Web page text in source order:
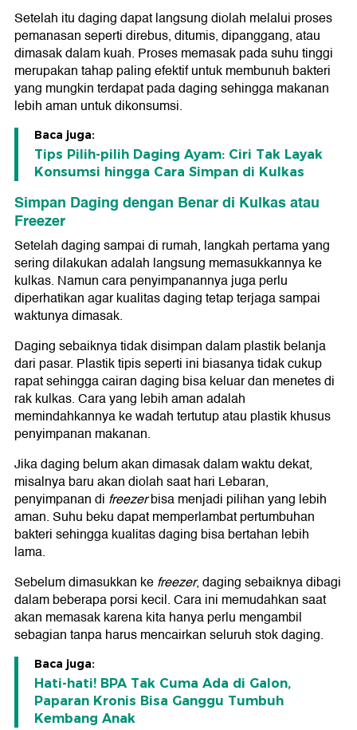
Setelah itu daging dapat langsung diolah melalui proses
pemanasan seperti direbus, ditumis, dipanggang, atau
dimasak dalam kuah. Proses memasak pada suhu tinggi
merupakan tahap paling efektif untuk membunuh bakteri
yang mungkin terdapat pada daging sehingga makanan
lebih aman untuk dikonsumsi.
Baca juga:
Tips Pilih-pilih Daging Ayam: Ciri Tak Layak
Konsumsi hingga Cara Simpan di Kulkas
Simpan Daging dengan Benar di Kulkas atau
Freezer
Setelah daging sampai di rumah, langkah pertama yang
sering dilakukan adalah langsung memasukkannya ke
kulkas. Namun cara penyimpanannya juga perlu
diperhatikan agar kualitas daging tetap terjaga sampai
waktunya dimasak.
Daging sebaiknya tidak disimpan dalam plastik belanja
dari pasar. Plastik tipis seperti ini biasanya tidak cukup
rapat sehingga cairan daging bisa keluar dan menetes di
rak kulkas. Cara yang lebih aman adalah
memindahkannya ke wadah tertutup atau plastik khusus
penyimpanan makanan.
Jika daging belum akan dimasak dalam waktu dekat,
misalnya baru akan diolah saat hari Lebaran,
penyimpanan di freezerbisa menjadi pilihan yang lebih
aman. Suhu beku dapat memperlambat pertumbuhan
bakteri sehingga kualitas daging bisa bertahan lebih
lama.
Sebelum dimasukkan kefreezer, daging sebaiknya dibagi
dalam beberapa porsi kecil. Cara ini memudahkan saat
akan memasak karena kita hanya perlu mengambil
sebagian tanpa harus mencairkan seluruh stok daging.
Baca juga:
Hati-hati! BPA Tak Cuma Ada di Galon,
Paparan Kronis Bisa Ganggu Tumbuh
Kembang Anak